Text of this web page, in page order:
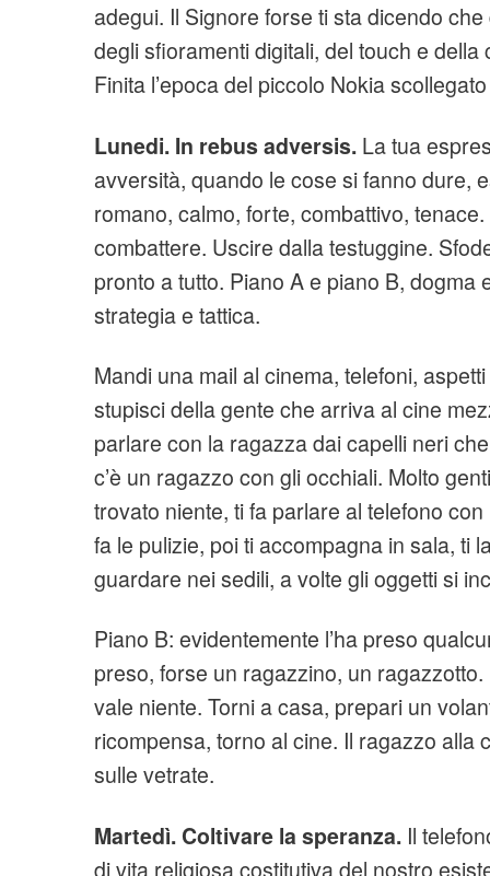
adegui. Il Signore forse ti sta dicendo
degli sfioramenti digitali, del touch e
Finita l’epoca del piccolo Nokia
Lunedi. In rebus adversis. La tua
avversità, quando le cose si fanno dure,
romano, calmo, forte, combattivo,
combattere. Uscire dalla testuggine.
pronto a tutto. Piano A e piano B, dogma
strategia e tattica.
Mandi una mail al cinema, telefoni,
stupisci della gente che arriva al cine
parlare con la ragazza dai capelli neri
c’è un ragazzo con gli occhiali. Molto
trovato niente, ti fa parlare al telefono
fa le pulizie, poi ti accompagna in sala, ti
guardare nei sedili, a volte gli oggetti si
Piano B: evidentemente l’ha preso
preso, forse un ragazzino, un
vale niente. Torni a casa, prepari un
ricompensa, torno al cine. Il ragazzo alla
sulle vetrate.
Martedì. Coltivare la speranza. Il
di vita religiosa costitutiva del nostro